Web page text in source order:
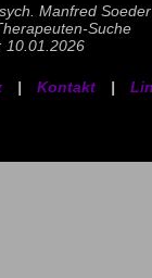
Manfred Soeder
Suche
10.01.2026
| Kontakt |